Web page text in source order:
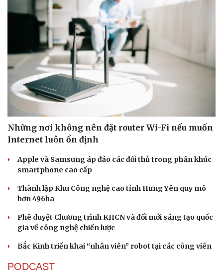
Doanh nghiệp
Thông tin doanh nghiệp
Doanh nghiệp 24h
Doanh nhân
Vì cộng đồng
Công nghệ
Sành điệu
Tin Công nghệ
Trải nghiệm
Chuyển đổi số
Những nơi không nên đặt router Wi-Fi nếu muốn
Internet luôn ổn định
Apple và Samsung áp đảo các đối thủ trong phân khúc
smartphone cao cấp
Thành lập Khu Công nghệ cao tỉnh Hưng Yên quy mô
hơn 496ha
Phê duyệt Chương trình KHCN và đổi mới sáng tạo quốc
gia về công nghệ chiến lược
Bắc Kinh triển khai “nhân viên” robot tại các công viên
PODCAST